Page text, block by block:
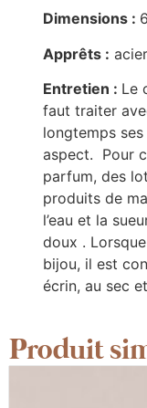
Dimensions :
Apprêts :
Entretien : Le
faut traiter
longtemps
aspect. Pour
parfum, des
produits de
l’eau et la
doux .
bijou, il est
écrin, au sec
Produit